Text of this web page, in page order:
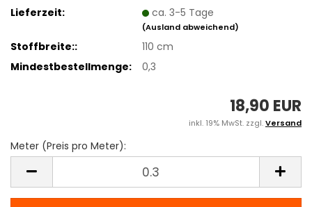
Lieferzeit:
ca. 3-5 Tage
(Ausland abweichend)
Stoffbreite::
110 cm
Mindestbestellmenge:
0,3
18,90 EUR
inkl. 19% MwSt. zzgl.Versand
Meter (Preis pro Meter):
(Preis
pro